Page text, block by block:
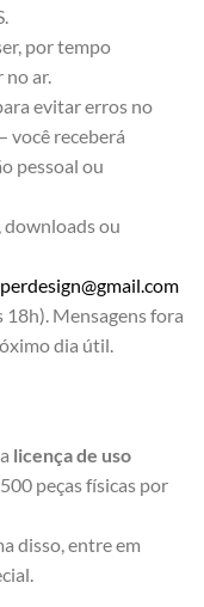
por tempo
ar.
evitar erros no
você receberá
pessoal ou
downloads ou
18h). Mensagens fora
dia útil.
licença de uso
peças físicas por
disso, entre em